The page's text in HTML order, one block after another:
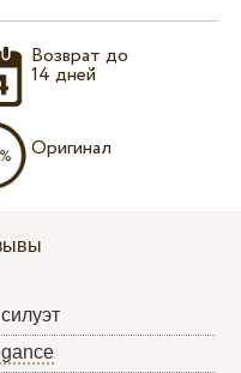
Возврат до
14 дней
Оригинал